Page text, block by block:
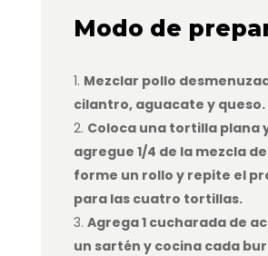
Modo de
Mezclar pollo
cilantro, aguacate y queso.
Coloca una tortilla plana
agregue 1/4 de la mezcla
forme un rollo y repite el
para las cuatro tortillas.
Agrega 1 cucharada de
un sartén y cocina cada